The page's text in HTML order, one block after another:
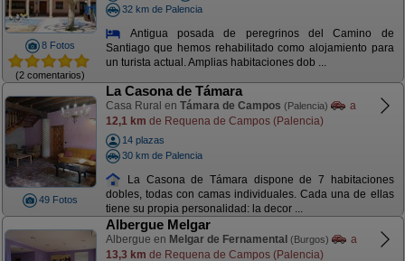
8 Fotos
(2 comentarios)
32 km de Palencia
Antigua posada de peregrinos del Camino de
Santiago que hemos rehabilitado como alojamiento para
un turista actual. Amplias habitaciones dob ...
49 Fotos
La Casona de Támara
Casa Rural en Támara de Campos (Palencia)
a
12,1 km de Requena de Campos (Palencia)
14 plazas
30 km de Palencia
La Casona de Támara dispone de 7 habitaciones
dobles, todas con camas individuales. Cada una de ellas
tiene su propia personalidad: la decor ...
Albergue Melgar
Albergue en Melgar de Fernamental (Burgos)
a
13,3 km de Requena de Campos (Palencia)